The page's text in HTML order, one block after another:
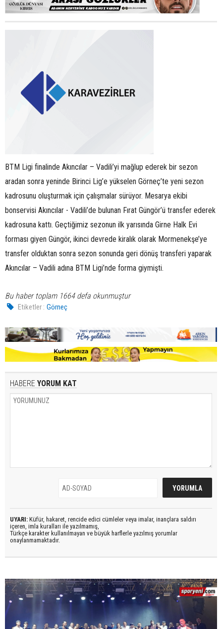
BTM Ligi finalinde Akıncılar – Vadili’yi mağlup ederek bir sezon
aradan sonra yeninde Birinci Lig’e yükselen Görneç’te yeni sezon
kadrosunu oluşturmak için çalışmalar sürüyor. Mesarya ekibi
bonservisi Akıncılar - Vadili’de bulunan Fırat Güngör’ü transfer ederek
kadrosuna kattı. Geçtiğimiz sezonun ilk yarısında Girne Halk Evi
forması giyen Güngör, ikinci devrede kiralık olarak Mormenekşe’ye
transfer olduktan sonra sezon sonunda geri dönüş transferi yaparak
Akıncılar – Vadili adına BTM Ligi’nde forma giymişti.
Bu haber toplam 1664 defa okunmuştur
Etiketler : Görneç
HABERE YORUM KAT
UYARI: Küfür, hakaret, rencide edici cümleler veya imalar, inançlara saldırı
içeren, imla kuralları ile yazılmamış,
Türkçe karakter kullanılmayan ve büyük harflerle yazılmış yorumlar
onaylanmamaktadır.